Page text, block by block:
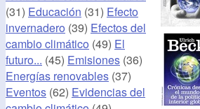
(31) Educación (31) Efecto
invernadero (39) Efectos del
cambio climático (49) El
futuro... (45) Emisiones (36)
Energías renovables (37)
Eventos (62) Evidencias del